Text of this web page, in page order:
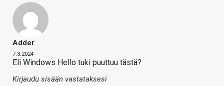
Adder
7.3.2024
Eli Windows Hello tuki puuttuu tästä?
Kirjaudu sisään vastataksesi